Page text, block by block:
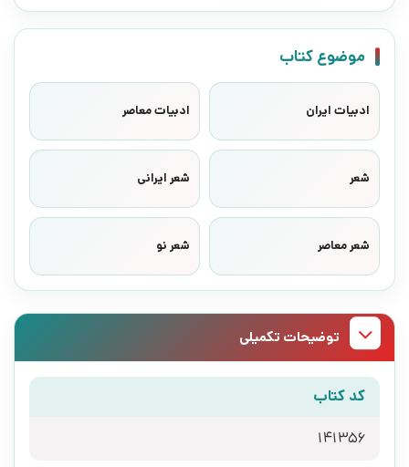
موضوع کتاب
ادبیات ایران ادبیات معاصر
شعر شعر ایرانی
شعر معاصر شعر نو
توضیحات تکمیلی
کد کتاب
141356